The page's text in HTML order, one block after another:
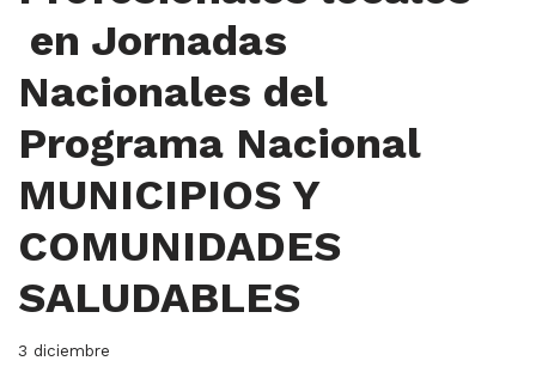
en Jornadas
Nacionales del
Programa Nacional
MUNICIPIOS Y
COMUNIDADES
SALUDABLES
3 diciembre